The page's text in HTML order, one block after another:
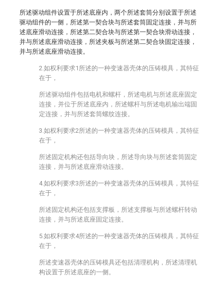
所述驱动组件设置于所述底座内，两个所述套筒分别设置于所述
驱动组件的一侧，所述第一契合块与所述套筒固定连接，并与所
述底座滑动连接，所述第二契合块与所述第一契合块滑动连接，
并与所述底座滑动连接，所述夹板与所述第二契合块固定连接，
并与所述底座滑动连接。
2.如权利要求1所述的一种变速器壳体的压铸模具，其特征
在于，
所述驱动组件包括电机和螺杆，所述电机与所述底座固定
连接，并位于所述底座内，所述螺杆与所述电机输出端固
定连接，并与所述套筒螺纹连接。
3.如权利要求2所述的一种变速器壳体的压铸模具，其特征
在于，
所述固定机构还包括导向块，所述导向块与所述套筒固定
连接，并与所述底座滑动连接。
4.如权利要求3所述的一种变速器壳体的压铸模具，其特征
在于，
所述固定机构还包括支撑板，所述支撑板与所述螺杆转动
连接，并与所述底座固定连接。
5.如权利要求4所述的一种变速器壳体的压铸模具，其特征
在于，
所述变速器壳体的压铸模具还包括清理机构，所述清理机
构设置于所述底座的一侧。